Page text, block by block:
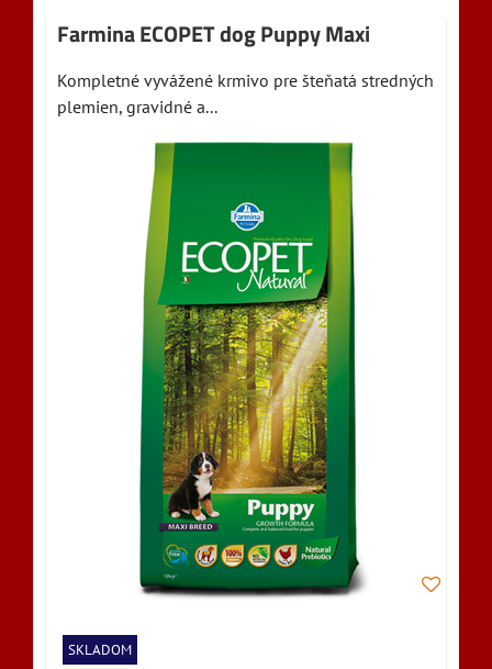
Farmina ECOPET dog Puppy Maxi
Kompletné vyvážené krmivo pre šteňatá stredných
plemien, gravidné a...
SKLADOM